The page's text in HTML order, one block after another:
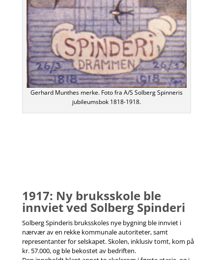
Gerhard Munthes merke. Foto fra A/S Solberg Spinneris
jubileumsbok 1818-1918.
1917: Ny bruksskole ble
innviet ved Solberg Spinderi
Solberg Spinderis bruksskoles nye bygning ble innviet i
nærvær av en rekke kommunale autoriteter, samt
representanter for selskapet. Skolen, inklusiv tomt, kom på
kr. 57.000, og ble bekostet av bedriften.